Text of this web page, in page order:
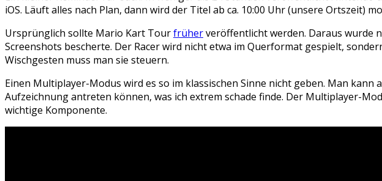
iOS. Läuft alles nach Plan, dann wird der Titel ab ca. 10:00 Uhr (unsere Ortszeit)
Ursprünglich sollte Mario Kart Tourfrüherveröffentlicht werden. Daraus wurde
Screenshots bescherte. Der Racer wird nicht etwa im Querformat gespielt,
Wischgesten muss man sie steuern.
Einen Multiplayer-Modus wird es so im klassischen Sinne nicht geben. Man
Aufzeichnung antreten können, was ich extrem schade finde. Der Multiplayer-
wichtige Komponente.